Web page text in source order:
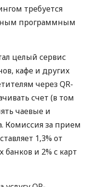
требуется
программным
целый сервис
кафе и других
через QR-
счет (в том
чаевые и
Комиссия за прием
1,3% от
и 2% с карт